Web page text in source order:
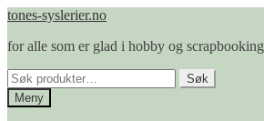
Hopp
navigasjon
Hopp
innhold
tones-syslerier.no
for alle som er glad i hobby og scrapbooking
Søk
etter:
Søk
Meny